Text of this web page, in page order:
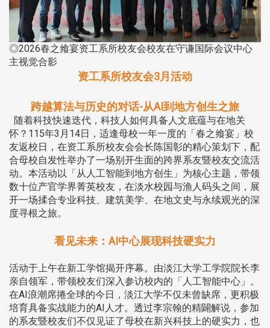
◎2026春之飨宴资工系所校友会校友在守谦国际会议中心
主视觉合影
资工系所校友会3月活动
跨越算法与历史的对话-从AI到地方创生之旅
随着科技快速迭代，科技人如何具备人文底蕴与在地关
怀？115年3月14日，适逢母校一年一度的「春之飨宴」校
友返校日，在资工系所校友会会长陈国彰的精心策划下，配
合母校自发性举办了一场别开生面的跨界系友暨校友交流活
动。本活动以「从人工智能到地方创生」为核心主题，带领
数十位产官学界菁英校友，在淡水校园与渔人码头之间，展
开一场揉合专业科技、建筑美学、在地文史与永续观光的深
度寻根之旅。
看见未来：AI中心展现科技硬实力
活动于上午在新工学馆揭开序幕。由淡江大学工学院院长李
亲自领军，带领校友们深入参访校内的「人工智能中心」。
在AI浪潮席捲全球的今日，淡江大学不仅未曾缺席，更积极
培育具备实战能力的AI人才。透过李宗翰的精闢解说，参加
的系友暨校友们不仅见证了母校在新兴科技上的硬实力，也